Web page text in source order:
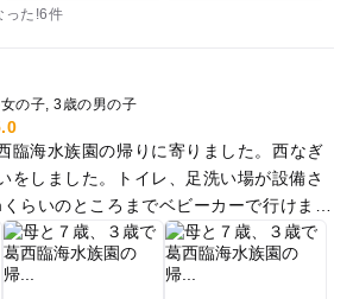
高速で動くカニがたくさんいます。（砂
かかりました笑。 スルメで釣れるかな
カニはスルメに何の興味も示さず。結局
。 息子は諦めて砂遊びを楽
物の種類が豊富な海がいいなぁ〜思って
んだと思います♫ 【自販機】あり
くにあり 【足洗い場】あり（画像）
った!6件
の子 3歳の男の子
臨海水族園の帰りに寄りました。西なぎ
をしました。トイレ、足洗い場が設備さ
らいのところまでベビーカーで行けま
んが、貝拾い、浜遊びは充分楽しめま
岸の観察ができてよかったです。